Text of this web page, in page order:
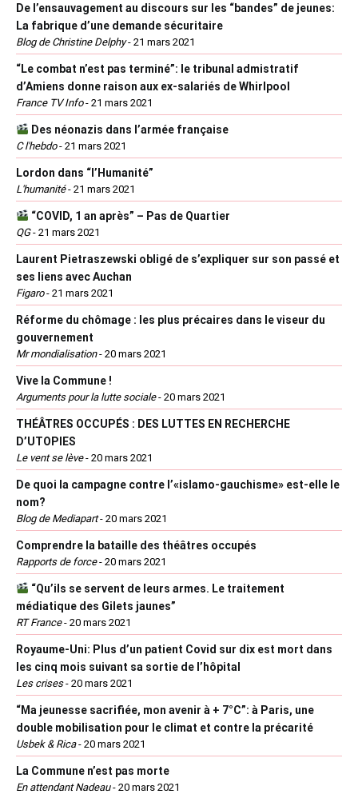
De l’ensauvagement au discours sur les “bandes” de jeunes:
La fabrique d’une demande sécuritaire
Blog de Christine Delphy- 21 mars 2021
“Le combat n’est pas terminé”: le tribunal admistratif
d’Amiens donne raison aux ex-salariés de Whirlpool
France TV Info- 21 mars 2021
Des néonazis dans l’armée française
C l'hebdo- 21 mars 2021
Lordon dans “l’Humanité”
L'humanité- 21 mars 2021
“COVID, 1 an après” – Pas de Quartier
QG- 21 mars 2021
Laurent Pietraszewski obligé de s’expliquer sur son passé et
ses liens avec Auchan
Figaro- 21 mars 2021
Réforme du chômage : les plus précaires dans le viseur du
gouvernement
Mr mondialisation- 20 mars 2021
Vive la Commune !
Arguments pour la lutte sociale- 20 mars 2021
THÉÂTRES OCCUPÉS : DES LUTTES EN RECHERCHE
D’UTOPIES
Le vent se lève- 20 mars 2021
De quoi la campagne contre l’«islamo-gauchisme» est-elle le
nom?
Blog de Mediapart- 20 mars 2021
Comprendre la bataille des théâtres occupés
Rapports de force- 20 mars 2021
“Qu’ils se servent de leurs armes. Le traitement
médiatique des Gilets jaunes”
RT France- 20 mars 2021
Royaume-Uni: Plus d’un patient Covid sur dix est mort dans
les cinq mois suivant sa sortie de l’hôpital
Les crises- 20 mars 2021
“Ma jeunesse sacrifiée, mon avenir à + 7°C”: à Paris, une
double mobilisation pour le climat et contre la précarité
Usbek & Rica- 20 mars 2021
La Commune n’est pas morte
En attendant Nadeau- 20 mars 2021